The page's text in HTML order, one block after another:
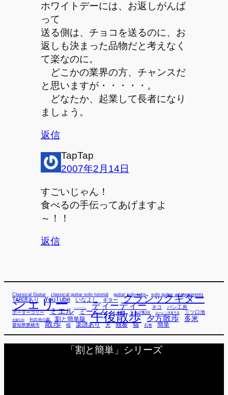
ホワイトデーには、お返しがんば
って
送る側は、チョコを送るのに、お
返しも決まった品物だと考えなく
て楽なのに。
どこかの業界の方、チャンスだ
と思いますが・・・・・。
どなたか、起業して長者になり
ましょう。
返信
TapTap
2007年2月14日
すごいじゃん！
食べるの手伝ってあげますよ
～！！
返信
Classical Guitar classical guitar solo tutorial guitar solo tabs solo guitar arrangements
TAB譜あり YouTube いなよし ギター クラシックギター
シェリー シューくん ディーディー ネコ パン工房
ボーダーコリー ミエル ミーくん ミー君 ライブ配信 ローレン洋菓子店 三ツ口池
佐藤弘和 利兵池公園 割と簡単版 午後散歩 夕方散歩 多米
愛知県豊橋市 散歩 桜 楽譜あり 犬 独奏 猫 石巻 簡単
「割と簡単」シリーズ